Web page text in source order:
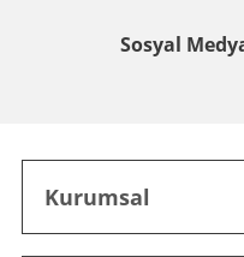
Sosyal
Kurumsal